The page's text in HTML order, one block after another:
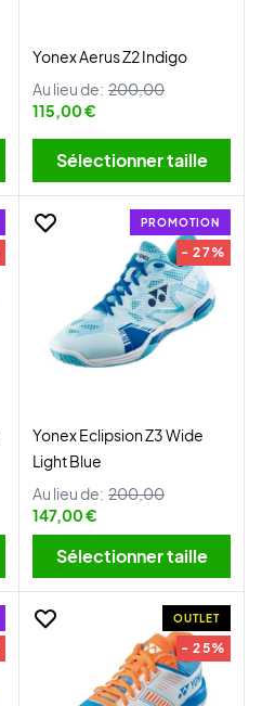
Yonex Aerus Z2 Indigo
Au lieu de: 200,00
115,00 €
Sélectionner taille
PROMOTION
- 27%
Yonex Eclipsion Z3 Wide
Light Blue
Au lieu de: 200,00
147,00 €
Sélectionner taille
OUTLET
- 25%